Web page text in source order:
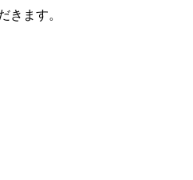
きます。